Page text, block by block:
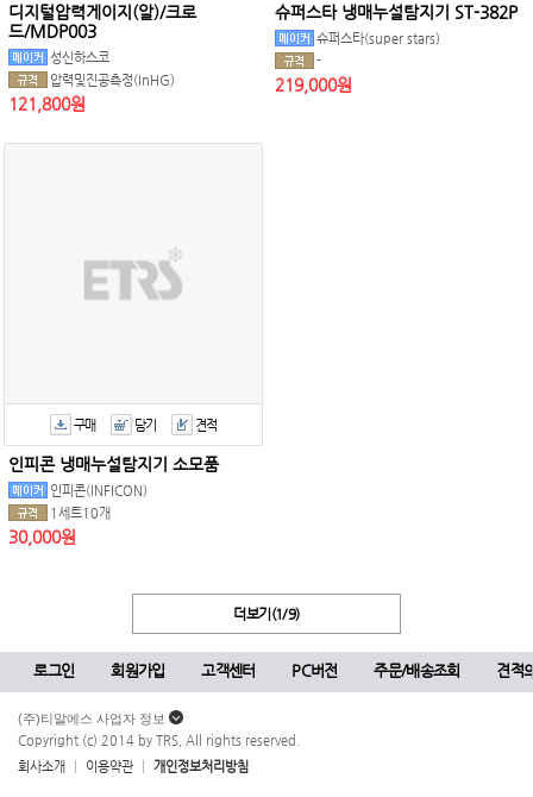
디지털압력게이지(알)/크로
드/MDP003
성신하스코
압력및진공측정(InHG)
121,800원
슈퍼스타 냉매누설탐지기 ST-382P
슈퍼스타(super stars)
-
219,000원
구매 담기 견적
인피콘 냉매누설탐지기 소모품
인피콘(INFICON)
1세트10개
30,000원
더보기(1/9)
로그인 회원가입 고객센터 PC버전 주문/배송조회 견적
(주)티알에스 사업자 정보
Copyright (c) 2014 by TRS, All rights reserved.
회사소개
이용약관 개인정보처리방침